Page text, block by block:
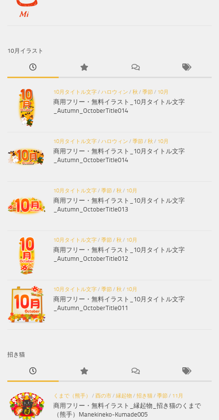
10月イラスト
10月タイトル文字/ ハロウィン / 秋 / 季節/ 10月
商用フリー・無料イラスト_10月タイトル文字
_Autumn_OctoberTitle014
10月タイトル文字/ ハロウィン / 季節/ 秋 / 10月
商用フリー・無料イラスト_10月タイトル文字
_Autumn_OctoberTitle014
10月タイトル文字/ 季節/ 秋 / 10月
商用フリー・無料イラスト_10月タイトル文字
_Autumn_OctoberTitle013
10月タイトル文字/ 季節/ 秋 / 10月
商用フリー・無料イラスト_10月タイトル文字
_Autumn_OctoberTitle012
10月タイトル文字/ 季節/ 秋 / 10月
商用フリー・無料イラスト_10月タイトル文字
_Autumn_OctoberTitle011
招き猫
くまで（熊手） / 酉の市/ 縁起物/ 招き猫/ 季節/ 11月
商用フリー・無料イラスト_縁起物_招き猫のくまで
（熊手）Manekineko-Kumade005